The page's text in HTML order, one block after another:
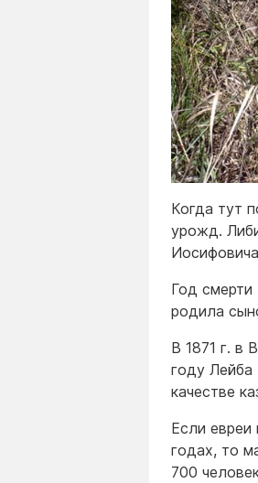
Когда тут
урожд.
Год смерти
родила
В 1871 г. в
году Лейба
качестве
Если евреи
годах, то
700